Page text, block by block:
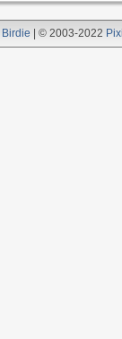
Birdie | © 2003-2022